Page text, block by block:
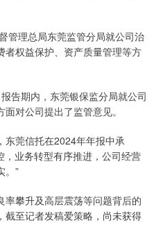
理总局东莞监管分局就公司治
者权益保护、资产质量管理等方
期内，东莞银保监分局就公司
对公司提出了监管意见。
莞信托在2024年年报中承
，业务转型有序推进，公司经营
。”
攀升及高层震荡等问题背后的
截至记者发稿爱策略，尚未获得